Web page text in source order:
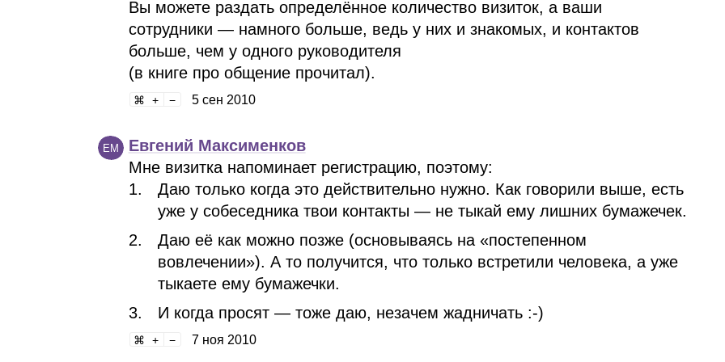
Вы можете раздать определённое количество визиток, а ваши
сотрудники — намного больше, ведь у них и знакомых, и контактов
больше, чем у одного руководителя
(в книге про общение прочитал).
5 сен 2010
ЕМ
Евгений Максименков
Мне визитка напоминает регистрацию, поэтому:
Даю только когда это действительно нужно. Как говорили выше, есть
уже у собеседника твои контакты — не тыкай ему лишних бумажечек.
Даю её как можно позже (основываясь на «постепенном
вовлечении»). А то получится, что только встретили человека, а уже
тыкаете ему бумажечки.
И когда просят — тоже даю, незачем жадничать :‑)
7 ноя 2010